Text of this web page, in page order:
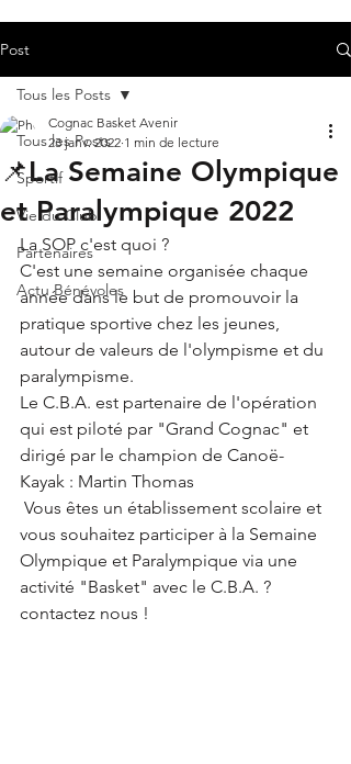
Post
Tous les Posts
Sportif
Vie du Club
Partenaires
Actu Bénévoles
Tous les Posts
📌La Semaine Olympique
et Paralympique 2022
Cognac Basket Avenir
23 janv. 2022 1 min de lecture
La SOP c'est quoi ?
C'est une semaine organisée chaque
année dans le but de promouvoir la
pratique sportive chez les jeunes,
autour de valeurs de l'olympisme et du
paralympisme.
Le C.B.A. est partenaire de l'opération
qui est piloté par "Grand Cognac" et
dirigé par le champion de Canoë-
Kayak : Martin Thomas
vous souhaitez participer à la Semaine
Olympique et Paralympique via une
activité "Basket" avec le C.B.A. ?
contactez nous !